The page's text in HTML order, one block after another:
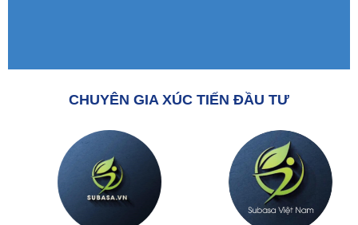
CHUYÊN GIA XÚC TIẾN ĐẦU TƯ